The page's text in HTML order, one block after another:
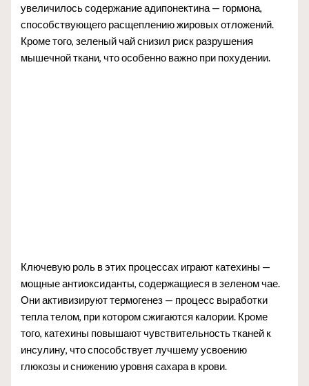
увеличилось содержание адипонектина — гормона,
способствующего расщеплению жировых отложений.
Кроме того, зеленый чай снизил риск разрушения
мышечной ткани, что особенно важно при похудении.
Ключевую роль в этих процессах играют катехины —
мощные антиоксиданты, содержащиеся в зеленом чае.
Они активизируют термогенез — процесс выработки
тепла телом, при котором сжигаются калории. Кроме
того, катехины повышают чувствительность тканей к
инсулину, что способствует лучшему усвоению
глюкозы и снижению уровня сахара в крови.